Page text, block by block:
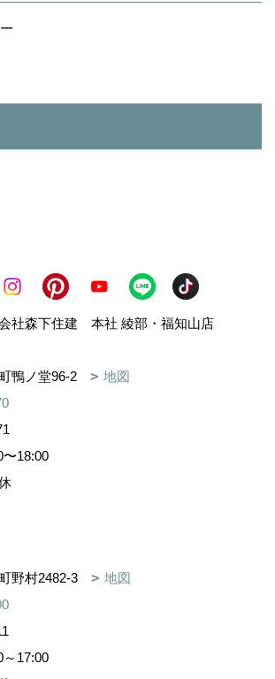
社森下住建 本社 綾部・福知山店
鴨ノ堂96-2
地図
〜18:00
野村2482-3
地図
～17:00